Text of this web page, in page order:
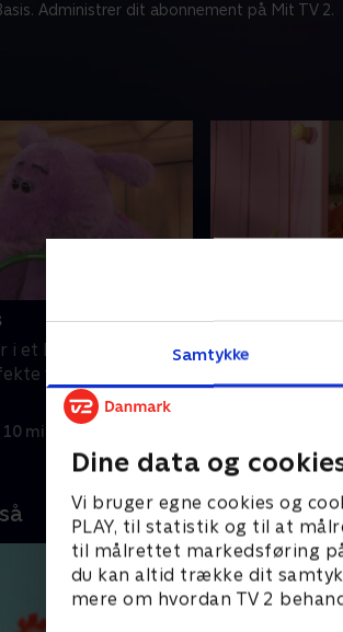
Samtykke
Dine data og
Vi bruger egne cookies og
PLAY, til statistik og til at
til målrettet markedsføring
du kan altid trække dit
mere om hvordan TV 2
Administrer dit abonnement på Mit TV 2.
et hus på landet.
verden for
min
12. Min ven
Stor og Lille